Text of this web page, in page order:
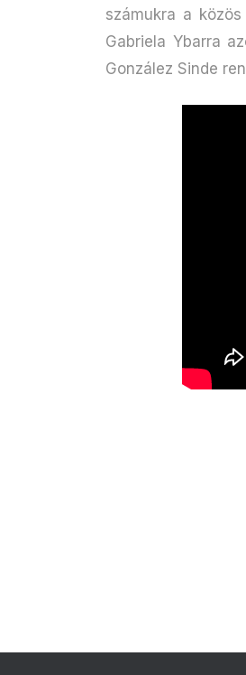
számukra a
Gabriela Ybarra
González Sinde